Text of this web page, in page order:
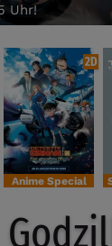
Uhr!
2D
Anime Special